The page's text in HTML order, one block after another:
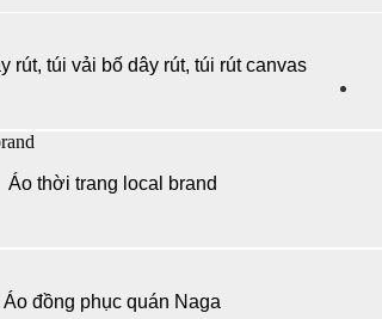
rút, túi vải bố dây rút, túi rút canvas
Áo thời trang local brand
Áo đồng phục quán Naga